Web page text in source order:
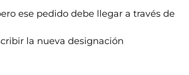
ese pedido debe llegar a través de
la nueva designación